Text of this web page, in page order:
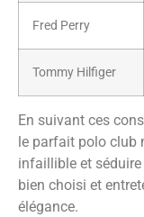
Fred Perry
Tommy Hilfiger
En suivant ces
le parfait polo club
infaillible et séduire
bien choisi et
élégance.